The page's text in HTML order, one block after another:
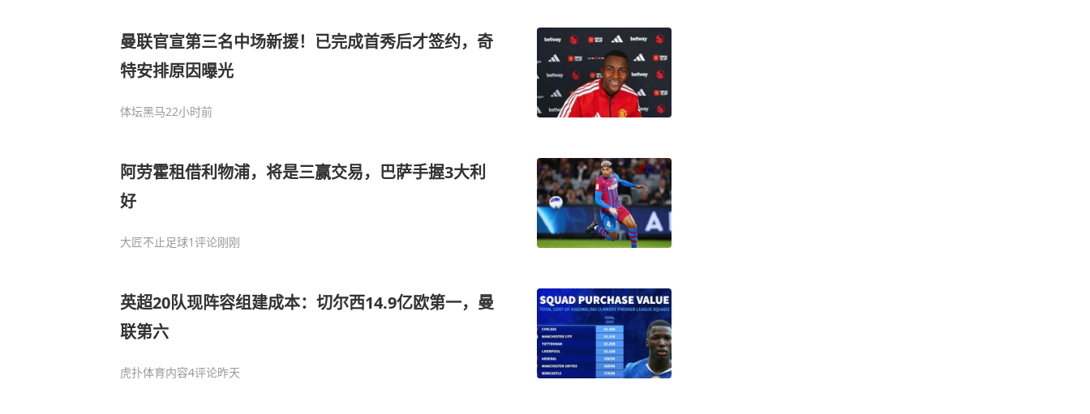
曼联官宣第三名中场新援！已完成首秀后才签约，奇
特安排原因曝光
体坛黑马22小时前
阿劳霍租借利物浦，将是三赢交易，巴萨手握3大利
好
大匠不止足球1评论刚刚
英超20队现阵容组建成本：切尔西14.9亿欧第一，曼
联第六
虎扑体育内容4评论昨天